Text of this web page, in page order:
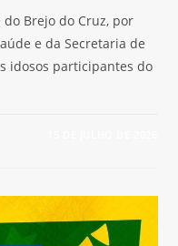
Brejo do Cruz, por
e da Secretaria de
idosos participantes do